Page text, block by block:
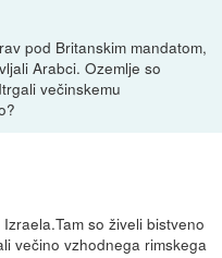
pod Britanskim mandatom,
Arabci. Ozemlje so
večinskemu
so živeli bistveno
večino vzhodnega rimskega